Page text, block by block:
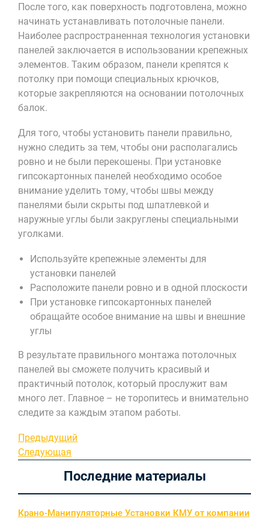
После того, как поверхность подготовлена, можно
начинать устанавливать потолочные панели.
Наиболее распространенная технология установки
панелей заключается в использовании крепежных
элементов. Таким образом, панели крепятся к
потолку при помощи специальных крючков,
которые закрепляются на основании потолочных
балок.
Для того, чтобы установить панели правильно,
нужно следить за тем, чтобы они располагались
ровно и не были перекошены. При установке
гипсокартонных панелей необходимо особое
внимание уделить тому, чтобы швы между
панелями были скрыты под шпатлевкой и
наружные углы были закруглены специальными
уголками.
Используйте крепежные элементы для
установки панелей
Расположите панели ровно и в одной плоскости
При установке гипсокартонных панелей
обращайте особое внимание на швы и внешние
углы
В результате правильного монтажа потолочных
панелей вы сможете получить красивый и
практичный потолок, который прослужит вам
много лет. Главное – не торопитесь и внимательно
следите за каждым этапом работы.
Навигация
по
записям
Предыдущая
запись
Предыдущий
Следующая
Следующая
Последние материалы
Крано-Манипуляторные Установки КМУ от компании